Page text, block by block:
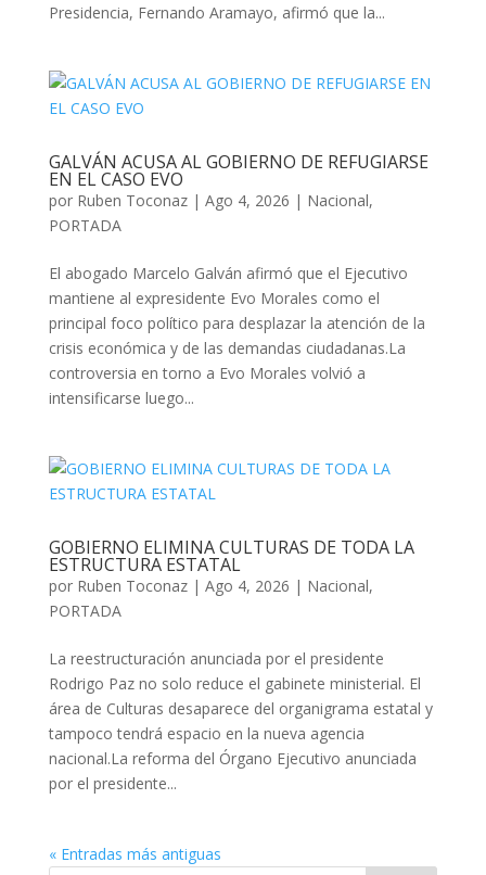
Presidencia, Fernando Aramayo, afirmó que la...
GALVÁN ACUSA AL GOBIERNO DE REFUGIARSE
EN EL CASO EVO
por Ruben Toconaz| Ago 4, 2026 | Nacional,
PORTADA
El abogado Marcelo Galván afirmó que el Ejecutivo
mantiene al expresidente Evo Morales como el
principal foco político para desplazar la atención de la
crisis económica y de las demandas ciudadanas.La
controversia en torno a Evo Morales volvió a
intensificarse luego...
GOBIERNO ELIMINA CULTURAS DE TODA LA
ESTRUCTURA ESTATAL
por Ruben Toconaz| Ago 4, 2026 | Nacional,
PORTADA
La reestructuración anunciada por el presidente
Rodrigo Paz no solo reduce el gabinete ministerial. El
área de Culturas desaparece del organigrama estatal y
tampoco tendrá espacio en la nueva agencia
nacional.La reforma del Órgano Ejecutivo anunciada
por el presidente...
« Entradas más antiguas